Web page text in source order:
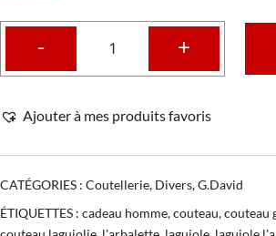
- +
Ajouter à mes produits favoris
CATÉGORIES : Coutellerie, Divers,G.David
ÉTIQUETTES : cadeau homme,couteau,couteau